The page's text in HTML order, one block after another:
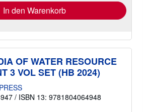
In den Warenkorb
OF WATER RESOURCE
3 VOL SET (HB 2024)
/ ISBN 13: 9781804064948